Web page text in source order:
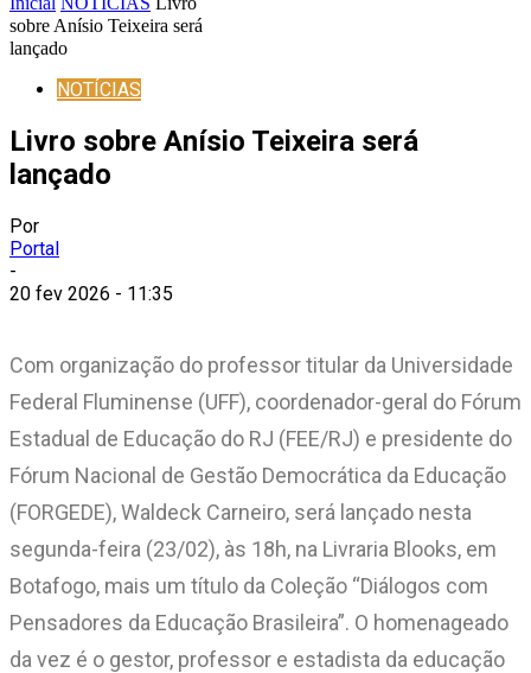
sobre Anísio Teixeira será
lançado
NOTÍCIAS
Livro sobre Anísio Teixeira será
lançado
Por
Portal
-
20 fev 2026 - 11:35
Com organização do professor titular da Universidade
Federal Fluminense (UFF), coordenador-geral do Fórum
Estadual de Educação do RJ (FEE/RJ) e presidente do
Fórum Nacional de Gestão Democrática da Educação
(FORGEDE), Waldeck Carneiro, será lançado nesta
segunda-feira (23/02), às 18h, na Livraria Blooks, em
Botafogo, mais um título da Coleção “Diálogos com
Pensadores da Educação Brasileira”. O homenageado
da vez é o gestor, professor e estadista da educação